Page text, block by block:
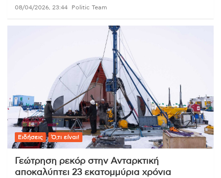
08/04/2026, 23:44 Politic Team
Ειδήσεις Ό,τι είναι!
Γεώτρηση ρεκόρ στην Ανταρκτική
αποκαλύπτει 23 εκατομμύρια χρόνια